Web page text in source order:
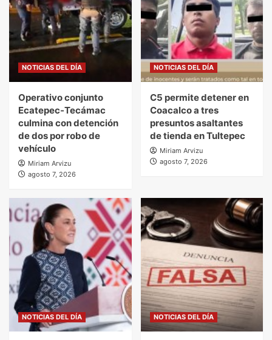
NOTICIAS DEL DÍA
Operativo conjunto
Ecatepec‑Tecámac
culmina con detención
de dos por robo de
vehículo
Miriam Arvizu
agosto 7, 2026
NOTICIAS DEL DÍA
C5 permite detener en
Coacalco a tres
presuntos asaltantes
de tienda en Tultepec
Miriam Arvizu
agosto 7, 2026
NOTICIAS DEL DÍA NOTICIAS DEL DÍA